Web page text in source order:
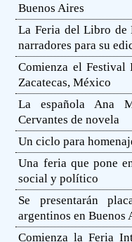
Buenos Aires
La Feria del Libro de
narradores para su
Comienza el Festival
Zacatecas, México
La española Ana
Cervantes de novela
Un ciclo para
Una feria que pone
social y político
Se presentarán
argentinos en Buenos
Comienza la Feria